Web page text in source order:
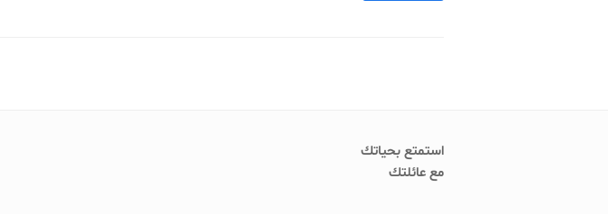
استمتع بحياتك
مع عائلتك